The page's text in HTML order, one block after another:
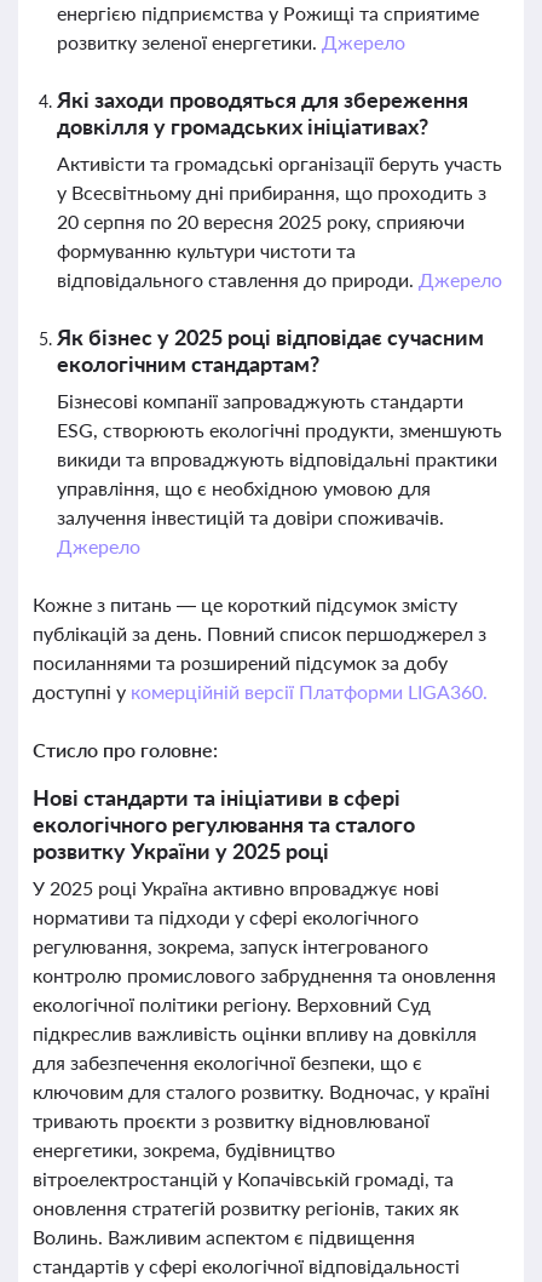
енергією підприємства у Рожищі та сприятиме
розвитку зеленої енергетики. Джерело
Які заходи проводяться для збереження
довкілля у громадських ініціативах?
Активісти та громадські організації беруть участь
у Всесвітньому дні прибирання, що проходить з
20 серпня по 20 вересня 2025 року, сприяючи
формуванню культури чистоти та
відповідального ставлення до природи. Джерело
Як бізнес у 2025 році відповідає сучасним
екологічним стандартам?
Бізнесові компанії запроваджують стандарти
ESG, створюють екологічні продукти, зменшують
викиди та впроваджують відповідальні практики
управління, що є необхідною умовою для
залучення інвестицій та довіри споживачів.
Джерело
Кожне з питань — це короткий підсумок змісту
публікацій за день. Повний список першоджерел з
посиланнями та розширений підсумок за добу
доступні у комерційній версії Платформи LIGA360.
Стисло про головне:
Нові стандарти та ініціативи в сфері
екологічного регулювання та сталого
розвитку України у 2025 році
У 2025 році Україна активно впроваджує нові
нормативи та підходи у сфері екологічного
регулювання, зокрема, запуск інтегрованого
контролю промислового забруднення та оновлення
екологічної політики регіону. Верховний Суд
підкреслив важливість оцінки впливу на довкілля
для забезпечення екологічної безпеки, що є
ключовим для сталого розвитку. Водночас, у країні
тривають проєкти з розвитку відновлюваної
енергетики, зокрема, будівництво
вітроелектростанцій у Копачівській громаді, та
оновлення стратегій розвитку регіонів, таких як
Волинь. Важливим аспектом є підвищення
стандартів у сфері екологічної відповідальності